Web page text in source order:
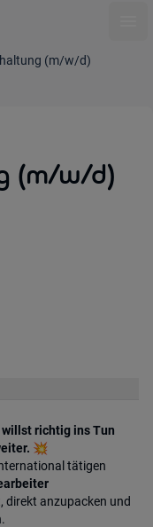
(m/w/d)
(m/w/d)
richtig ins Tun
💥
tätigen
direkt anzupacken und